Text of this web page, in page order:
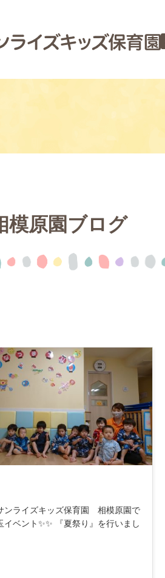
模原園ブログ
ンライズキッズ保育園 相模原園で
イベント✨✨ 『夏祭り』を行いまし